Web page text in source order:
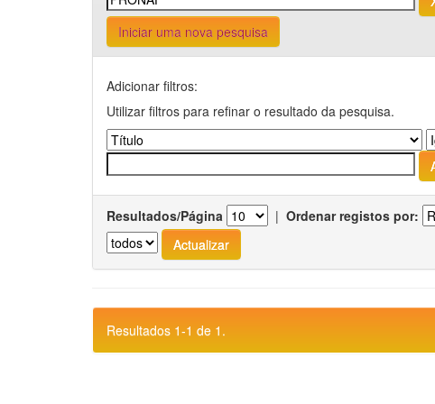
Iniciar uma nova pesquisa
Adicionar filtros:
Utilizar filtros para refinar o resultado da pesquisa.
Resultados/Página | Ordenar registos por:
Resultados 1-1 de 1.